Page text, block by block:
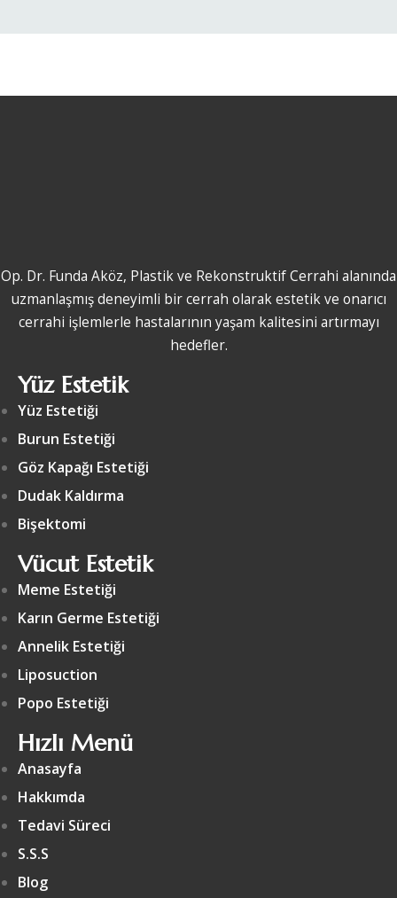
Op. Dr. Funda Aköz, Plastik ve Rekonstruktif Cerrahi alanında
uzmanlaşmış deneyimli bir cerrah olarak estetik ve onarıcı
cerrahi işlemlerle hastalarının yaşam kalitesini artırmayı
hedefler.
Yüz Estetik
Yüz Estetiği
Burun Estetiği
Göz Kapağı Estetiği
Dudak Kaldırma
Bişektomi
Vücut Estetik
Meme Estetiği
Karın Germe Estetiği
Annelik Estetiği
Liposuction
Popo Estetiği
Hızlı Menü
Anasayfa
Hakkımda
Tedavi Süreci
S.S.S
Blog